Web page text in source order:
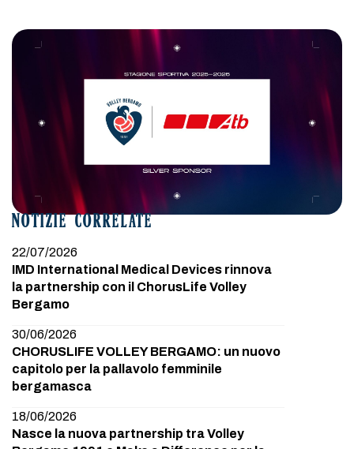
NOTIZIE CORRELATE
22/07/2026
IMD International Medical Devices rinnova
la partnership con il ChorusLife Volley
Bergamo
30/06/2026
CHORUSLIFE VOLLEY BERGAMO: un nuovo
capitolo per la pallavolo femminile
bergamasca
18/06/2026
Nasce la nuova partnership tra Volley